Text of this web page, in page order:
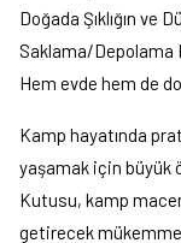
Doğada Şıklığın ve
Saklama/Depolama
Hem evde hem de
Kamp hayatında
yaşamak için büyük
Kutusu, kamp
getirecek